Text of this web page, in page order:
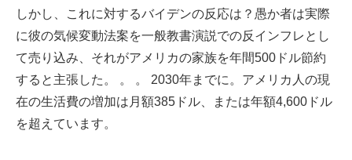
しかし、これに対するバイデンの反応は？愚か者は実際
に彼の気候変動法案を一般教書演説での反インフレとし
て売り込み、それがアメリカの家族を年間500ドル節約
すると主張した。 。 。 2030年までに。アメリカ人の現
在の生活費の増加は月額385ドル、または年額4,600ドル
を超えています。